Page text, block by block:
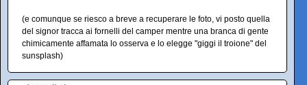
(e comunque se riesco a breve a recuperare le foto, vi posto quella
del signor tracca ai fornelli del camper mentre una branca di gente
chimicamente affamata lo osserva e lo elegge "giggi il troione" del
sunsplash)